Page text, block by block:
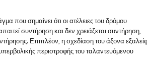
που σημαίνει ότι οι ατέλειες του δρόμου
συντήρηση και δεν χρειάζεται συντήρηση,
Επιπλέον, η σχεδίαση του άξονα
περιστροφής του ταλαντευόμενου